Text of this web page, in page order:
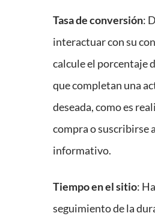
Tasa de conversión:
interactuar con su
calcule el porcentaje
que completan una
deseada, como es
compra o suscribirse
informativo.
Tiempo en el sitio:
seguimiento de la